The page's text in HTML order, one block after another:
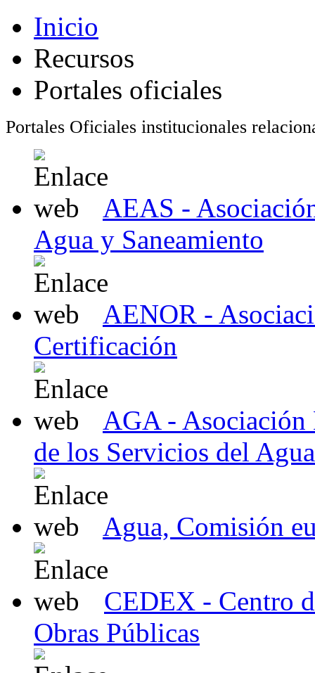
Inicio
Recursos
Portales oficiales
Portales Oficiales institucionales
AEAS -
Agua y Saneamiento
AENOR -
Certificación
AGA - Asociación
de los Servicios del
Agua, Comisión
CEDEX - Centro
Obras Públicas